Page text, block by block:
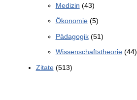
Medizin (43)
Ökonomie(5)
Pädagogik(51)
Wissenschaftstheorie(44)
Zitate(513)